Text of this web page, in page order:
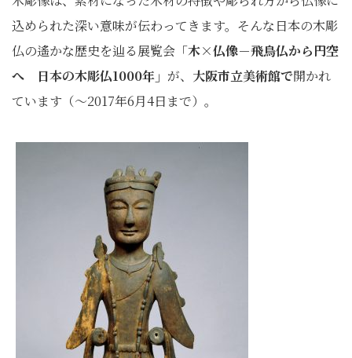
込められた深い意味が伝わってきます。そんな日本の木彫
仏の遙かな歴史を辿る展覧会「木×仏像－飛鳥仏から円空
へ 日本の木彫仏1000年」 が、 大阪市立美術館で開かれ
ています（～2017年6月4日まで）。